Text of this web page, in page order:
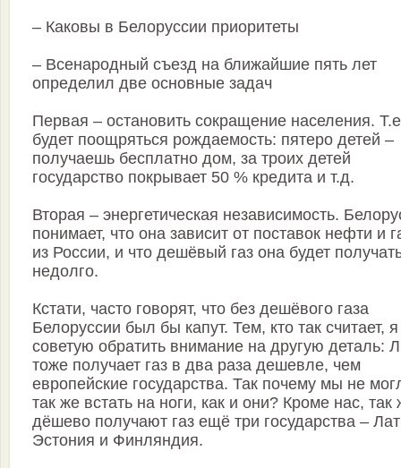
– Каковы в Белоруссии приоритеты
– Всенародный съезд на ближайшие пять лет
определил две основные задач
Первая – остановить сокращение населения.
будет поощряться рождаемость: пятеро детей –
получаешь бесплатно дом, за троих детей
государство покрывает 50 % кредита и т.д.
Вторая – энергетическая независимость.
понимает, что она зависит от поставок нефти и
из России, и что дешёвый газ она будет
недолго.
Кстати, часто говорят, что без дешёвого газа
Белоруссии был бы капут. Тем, кто так считает, я
советую обратить внимание на другую деталь:
тоже получает газ в два раза дешевле, чем
европейские государства. Так почему мы не
так же встать на ноги, как и они? Кроме нас, так
дёшево получают газ ещё три государства –
Эстония и Финляндия.